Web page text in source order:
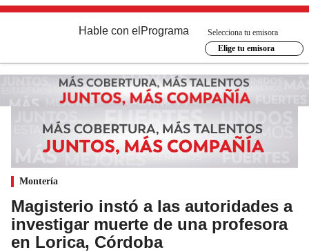
Hable con el Programa
Selecciona tu emisora
Elige tu emisora
Montería
Magisterio instó a las autoridades a
investigar muerte de una profesora
en Lorica, Córdoba